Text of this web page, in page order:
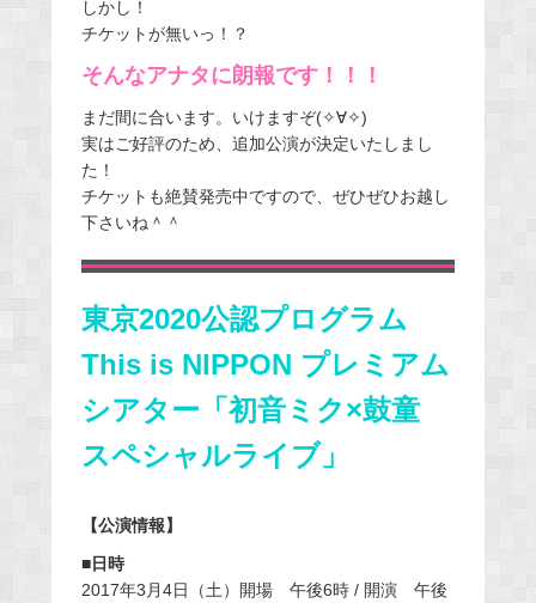
しかし！
チケットが無いっ！？
そんなアナタに朗報です！！！
まだ間に合います。いけますぞ(✧∀✧)
実はご好評のため、追加公演が決定いたしまし
た！
チケットも絶賛発売中ですので、ぜひぜひお越し
下さいね＾＾
東京2020公認プログラム
This is NIPPON プレミアム
シアター「初音ミク×鼓童
スペシャルライブ」
【公演情報】
■日時
2017年3月4日（土）開場 午後6時 / 開演 午後